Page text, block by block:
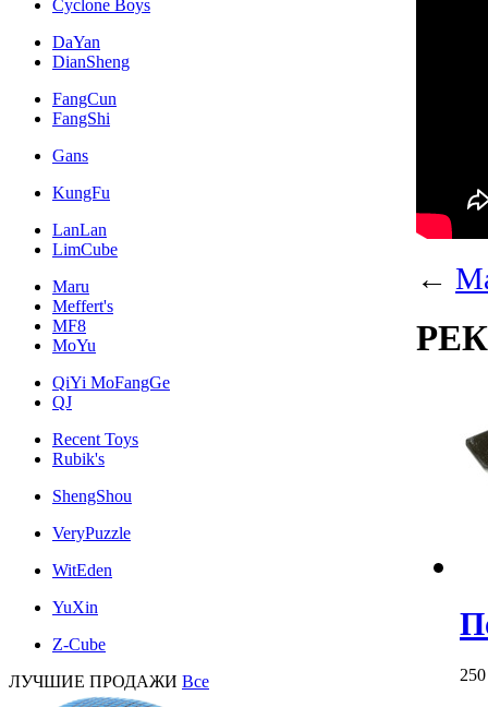
Cyclone Boys
DaYan
DianSheng
FangCun
FangShi
Gans
KungFu
LanLan
LimCube
Maru
Meffert's
MF8
MoYu
QiYi MoFangGe
QJ
Recent Toys
Rubik's
ShengShou
VeryPuzzle
WitEden
YuXin
Z-Cube
ЛУЧШИЕ ПРОДАЖИ Все
←